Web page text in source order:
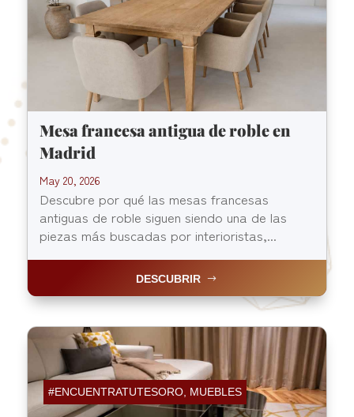
Mesa francesa antigua de roble en
Madrid
May 20, 2026
Descubre por qué las mesas francesas
antiguas de roble siguen siendo una de las
piezas más buscadas por interioristas,...
DESCUBRIR
#ENCUENTRATUTESORO, MUEBLES